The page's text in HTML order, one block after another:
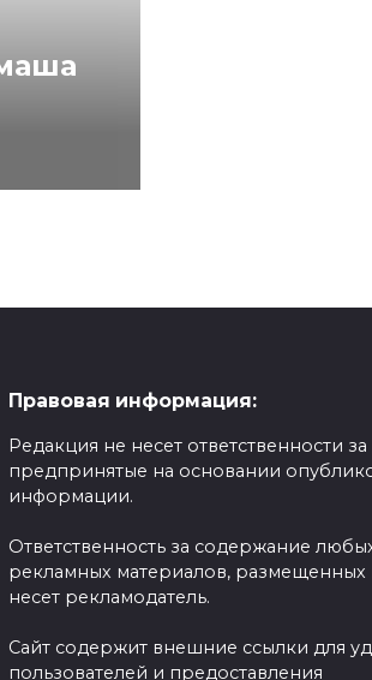
Правовая информация:
Редакция не несет ответственности
предпринятые на основании
информации.
Ответственность за содержание
рекламных материалов, размещенных
несет рекламодатель.
Сайт содержит внешние ссылки для
пользователей и предоставления